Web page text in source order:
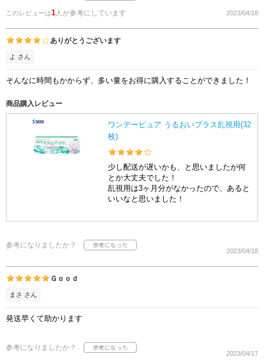
このレビューは1 人が参考にしています 2023/04/18
ありがとうございます
よ さん
そんなに時間もかからず、多い量をお得に購入することができました！
商品購入レビュー
ワンデーピュア うるおいプラス乱視用(32
枚)
少し配送が遅いかも、と思いましたが何
とか大丈夫でした！
乱視用は3ヶ月分がなかったので、あると
いいなと思いました！
参考になりましたか？
2023/04/18
Ｇｏｏｄ
まさ さん
発送早くて助かります
参考になりましたか？
2023/04/17